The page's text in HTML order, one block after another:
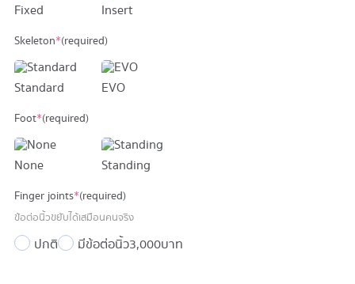
Fixed Insert
Skeleton*(required)
Standard EVO
Foot*(required)
None Standing
Finger joints*(required)
ข้อต่อนิ้วขยับได้เสมือนคนจริง
ปกติ มีข้อต่อนิ้ว3,000 บาท